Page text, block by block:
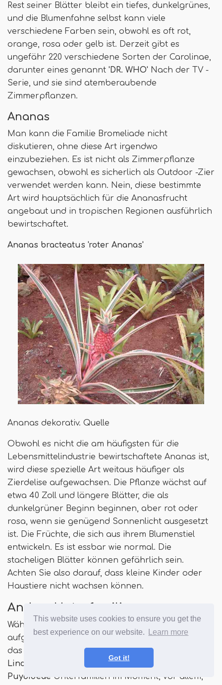
This website uses cookies to ensure you get the
best experience on our website.
Learn more
Got it!
Rest seiner Blätter bleibt ein tiefes, dunkelgrünes,
und die Blumenfahne selbst kann viele
verschiedene Farben sein, obwohl es oft rot,
orange, rosa oder gelb ist. Derzeit gibt es
ungefähr 220 verschiedene Sorten der Carolinae,
darunter eines genannt 'DR. WHO' Nach der TV -
Serie, und sie sind atemberaubende
Zimmerpflanzen.
Ananas
Man kann die Familie Bromeliade nicht
diskutieren, ohne diese Art irgendwo
einzubeziehen. Es ist nicht als Zimmerpflanze
gewachsen, obwohl es sicherlich als Outdoor -Zier
verwendet werden kann. Nein, diese bestimmte
Art wird hauptsächlich für die Ananasfrucht
angebaut und in tropischen Regionen ausführlich
bewirtschaftet.
Ananas bracteatus 'roter Ananas'
Ananas dekorativ. Quelle
Obwohl es nicht die am häufigsten für die
Lebensmittelindustrie bewirtschaftete Ananas ist,
wird diese spezielle Art weitaus häufiger als
Zierdelise aufgewachsen. Die Pflanze wächst auf
etwa 40 Zoll und längere Blätter, die als
dunkelgrüner Beginn beginnen, aber rot oder
rosa, wenn sie genügend Sonnenlicht ausgesetzt
ist. Die Früchte, die sich aus ihrem Blumenstiel
entwickeln. Es ist essbar wie normal. Die
stacheligen Blätter können gefährlich sein.
Achten Sie also darauf, dass kleine Kinder oder
Haustiere nicht wachsen können.
Andere Unterfamilien
Während wir die drei Subfamilien, die wir bisher
aufgelistet haben. Wir werden nicht einmal über
das besprechen
Brocchinioideae,
Lindmanioideae
Hechtioideae Navioideae
Puyoideae Unterfamilien im Moment, vor allem,